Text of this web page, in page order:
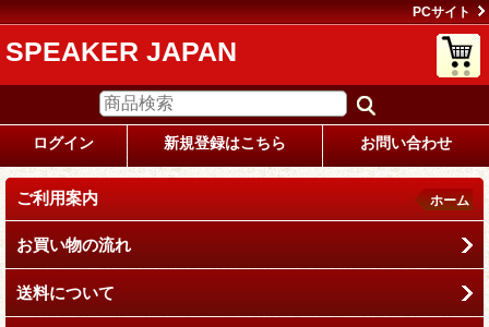
PCサイト
SPEAKER JAPAN
ログイン 新規登録はこちら お問い合わせ
ご利用案内 ホーム
お買い物の流れ
送料について